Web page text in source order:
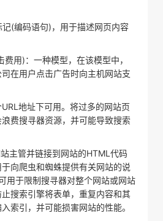
(编码语句)，用于描述网页内容
用)：一种模型，在该模型中，
在用户点击广告时向主机网站支
地址下可用。将过多的网站页
费搜寻器资源，并可能导致搜索
主管并链接到网站的HTML代码
向爬虫和蜘蛛提供有关网站的说
用于限制搜寻器对整个网站或网站
搜索引擎将表单，重复内容和其
索引，并可能损害网站的性能。